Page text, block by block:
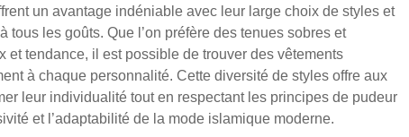
un avantage indéniable avec leur large choix de styles et
tous les goûts. Que l’on préfère des tenues sobres et
tendance, il est possible de trouver des vêtements
à chaque personnalité. Cette diversité de styles offre aux
leur individualité tout en respectant les principes de pudeur
et l’adaptabilité de la mode islamique moderne.